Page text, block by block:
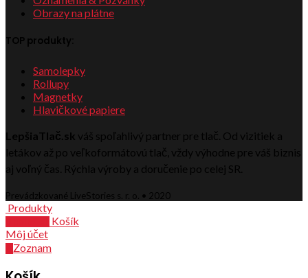
Obrazy na plátne
TOP produkty:
Samolepky
Rollupy
Magnetky
Hlavičkové papiere
LepšiaTlač.sk váš spoľahlivý partner pre tlač. Od vizitiek a
letákov až po veľkoformátovú tlač, vždy výhodne pre váš biznis
aj voľný čas. Rýchla výroby a doručenie po celej SR.
Prevádzkované LiveStories s. r. o. • 2020
Produkty
Košík
Môj účet
Zoznam